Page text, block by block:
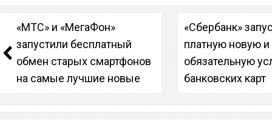
«МТС» и «МегаФон»
запустили бесплатный
обмен старых смартфонов
на самые лучшие новые
«Сбербанк»
платную новую и
обязательную
банковских карт